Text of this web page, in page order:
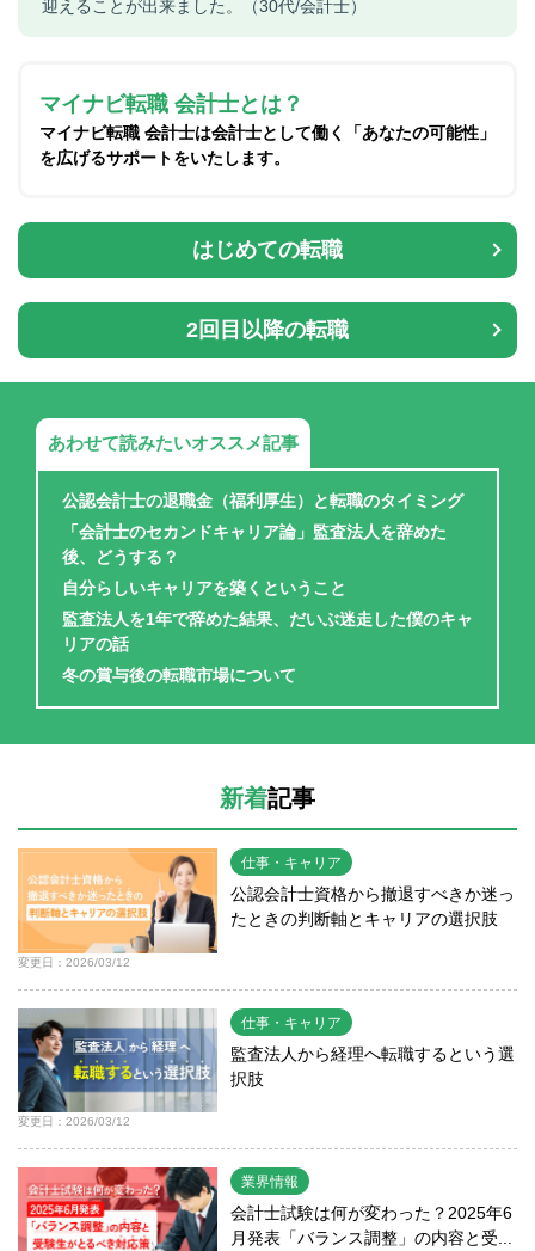
迎えることが出来ました。（30代/会計士）
マイナビ転職 会計士とは？
マイナビ転職 会計士は会計士として働く「あなたの可能性」
を広げるサポートをいたします。
はじめての転職
2回目以降の転職
あわせて読みたいオススメ記事
公認会計士の退職金（福利厚生）と転職のタイミング
「会計士のセカンドキャリア論」監査法人を辞めた
後、どうする？
自分らしいキャリアを築くということ
監査法人を1年で辞めた結果、だいぶ迷走した僕のキャ
リアの話
冬の賞与後の転職市場について
新着記事
変更日：2026/03/12
仕事・キャリア
公認会計士資格から撤退すべきか迷っ
たときの判断軸とキャリアの選択肢
変更日：2026/03/12
仕事・キャリア
監査法人から経理へ転職するという選
択肢
業界情報
会計士試験は何が変わった？2025年6
月発表「バランス調整」の内容と受...